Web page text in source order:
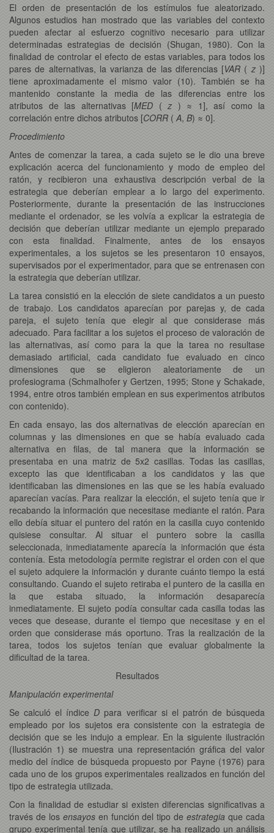
El orden de presentación de los estímulos fue aleatorizado.
Algunos estudios han mostrado que las variables del contexto
pueden afectar al esfuerzo cognitivo necesario para utilizar
determinadas estrategias de decisión (Shugan, 1980). Con la
finalidad de controlar el efecto de estas variables, para todos los
pares de alternativas, la varianza de las diferencias [VAR ( z)]
tiene aproximadamente el mismo valor (10). También se ha
mantenido constante la media de las diferencias entre los
atributos de las alternativas [MED ( z ) ≈ 1], así como la
correlación entre dichos atributos [CORR ( A, B) ≈ 0].
Procedimiento
Antes de comenzar la tarea, a cada sujeto se le dio una breve
explicación acerca del funcionamiento y modo de empleo del
ratón, y recibieron una exhaustiva descripción verbal de la
estrategia que deberían emplear a lo largo del experimento.
Posteriormente, durante la presentación de las instrucciones
mediante el ordenador, se les volvía a explicar la estrategia de
decisión que deberían utilizar mediante un ejemplo preparado
con esta finalidad. Finalmente, antes de los ensayos
experimentales, a los sujetos se les presentaron 10 ensayos,
supervisados por el experimentador, para que se entrenasen con
la estrategia que deberían utilizar.
La tarea consistió en la elección de siete candidatos a un puesto
de trabajo. Los candidatos aparecían por parejas y, de cada
pareja, el sujeto tenía que elegir al que considerase más
adecuado. Para facilitar a los sujetos el proceso de valoración de
las alternativas, así como para la que la tarea no resultase
demasiado artificial, cada candidato fue evaluado en cinco
dimensiones que se eligieron aleatoriamente de un
profesiograma (Schmalhofer y Gertzen, 1995; Stone y Schakade,
1994, entre otros también emplean en sus experimentos atributos
con contenido).
En cada ensayo, las dos alternativas de elección aparecían en
columnas y las dimensiones en que se había evaluado cada
alternativa en filas, de tal manera que la información se
presentaba en una matriz de 5x2 casillas. Todas las casillas,
excepto las que identificaban a los candidatos y las que
identificaban las dimensiones en las que se les había evaluado
aparecían vacías. Para realizar la elección, el sujeto tenía que ir
recabando la información que necesitase mediante el ratón. Para
ello debía situar el puntero del ratón en la casilla cuyo contenido
quisiese consultar. Al situar el puntero sobre la casilla
seleccionada, inmediatamente aparecía la información que ésta
contenía. Esta metodología permite registrar el orden con el que
el sujeto adquiere la información y durante cuánto tiempo la está
consultando. Cuando el sujeto retiraba el puntero de la casilla en
la que estaba situado, la información desaparecía
inmediatamente. El sujeto podía consultar cada casilla todas las
veces que desease, durante el tiempo que necesitase y en el
orden que considerase más oportuno. Tras la realización de la
tarea, todos los sujetos tenían que evaluar globalmente la
dificultad de la tarea.
Resultados
Manipulación experimental
Se calculó el índice D para verificar si el patrón de búsqueda
empleado por los sujetos era consistente con la estrategia de
decisión que se les indujo a emplear. En la siguiente ilustración
(Ilustración 1) se muestra una representación gráfica del valor
medio del índice de búsqueda propuesto por Payne (1976) para
cada uno de los grupos experimentales realizados en función del
tipo de estrategia utilizada.
Con la finalidad de estudiar si existen diferencias significativas a
través de los ensayosen función del tipo deestrategia que cada
grupo experimental tenía que utilizar, se ha realizado un análisis